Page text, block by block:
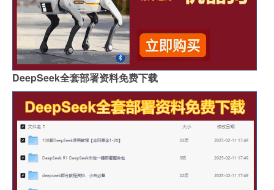
DeepSeek全套部署资料免费下载